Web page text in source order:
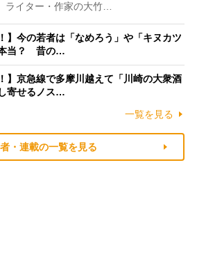
イター・作家の大竹…
】今の若者は「なめろう」や「キヌカツ
本当？ 昔の…
】京急線で多摩川越えて「川崎の大衆酒
寄せるノス…
一覧を見る
・連載の一覧を見る